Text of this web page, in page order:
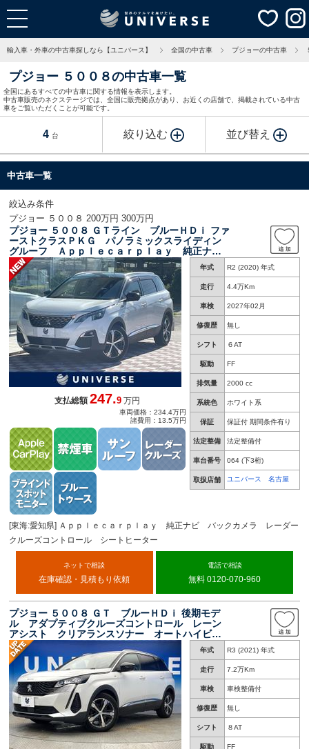
輸入車・外車の中古車探しなら【ユニバース】 全国の中古車 プジョーの中古車
プジョー ５００８の中古車一覧
全国にあるすべての中古車に関する情報を表示します。
中古車販売のネクステージでは、全国に販売拠点があり、お近くの店舗で、掲載されている中古
車をご覧いただくことが可能です。
4 台 絞り込む 並び替え
中古車一覧
絞込み条件
プジョー ５００８ 200万円 300万円
プジョー ５００８ ＧＴライン ブルーＨＤｉ ファ
ーストクラスＰＫＧ パノラミックスライディン
グルーフ Ａｐｐｌｅｃａｒｐｌａｙ 純正ナ
ビ バックカメラ レーダークルーズコントロー
ル シートヒーター ハーフレザーシート ブラ
インドスポット ＥＴＣ
年式 R2 (2020) 年式
走行 4.4万Km
車検 2027年02月
修復歴 無し
シフト ６AT
駆動 FF
排気量 2000 cc
系統色 ホワイト系
保証 保証付 期間条件有り
法定整備 法定整備付
車台番号 064 (下3桁)
取扱店舗 ユニバース 名古屋
支払総額247.9 万円
車両価格：234.4万円
諸費用：13.5万円
[東海:愛知県] Ａｐｐｌｅｃａｒｐｌａｙ 純正ナビ バックカメラ レーダー
クルーズコントロール シートヒーター
ネットで相談
在庫確認・見積もり依頼
電話で相談
無料 0120-070-960
プジョー ５００８ ＧＴ ブルーＨＤｉ 後期モデ
ル アダプティブクルーズコントロール レーン
アシスト クリアランスソナー オートハイビー
ム ＬＥＤヘッドライト 前席パワーシート 前
席シートヒーター 純正ナビ バックカメラ 電
動リアゲート
年式 R3 (2021) 年式
走行 7.2万Km
車検 車検整備付
修復歴 無し
シフト ８AT
駆動 FF